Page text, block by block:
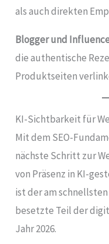
als auch direkten
Blogger und
die authentische
Produktseiten
KI-Sichtbarkeit für
Mit dem SEO-
nächste Schritt zur
von Präsenz in KI-
ist der am
besetzte Teil der
Jahr 2026.